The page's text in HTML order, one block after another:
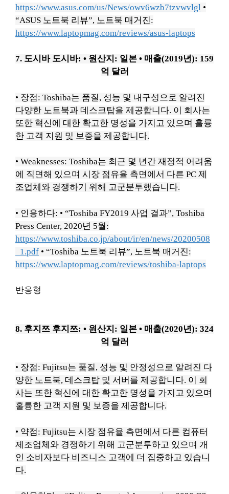
https://www.asus.com/us/News/owv6wzb7tzvwvlgl •
“ASUS 노트북 리뷰”, 노트북 매거진:
https://www.laptopmag.com/reviews/asus-laptops
7. 도시바 도시바: • 원산지: 일본 • 매출(2019년): 159
억 달러
• 장점: Toshiba는 품질, 성능 및 내구성으로 알려진
다양한 노트북과 데스크탑을 제공합니다. 이 회사는
또한 혁신에 대한 확고한 명성을 가지고 있으며 훌륭
한 고객 지원 및 보증을 제공합니다.
• Weaknesses: Toshiba는 최근 몇 년간 재정적 어려움
에 직면해 있으며 시장 점유율 측면에서 다른 PC 제
조업체와 경쟁하기 위해 고군분투했습니다.
• 인용하다: • “Toshiba FY2019 사업 결과”, Toshiba
Press Center, 2020년 5월:
https://www.toshiba.co.jp/about/ir/en/news/20200508
_1.pdf • “Toshiba 노트북 리뷰”, 노트북 매거진:
https://www.laptopmag.com/reviews/toshiba-laptops
반응형
8. 후지쯔 후지쯔: • 원산지: 일본 • 매출(2020년): 324
억 달러
• 장점: Fujitsu는 품질, 성능 및 안정성으로 알려진 다
양한 노트북, 데스크탑 및 서버를 제공합니다. 이 회
사는 또한 혁신에 대한 확고한 명성을 가지고 있으며
훌륭한 고객 지원 및 보증을 제공합니다.
• 약점: Fujitsu는 시장 점유율 측면에서 다른 컴퓨터
제조업체와 경쟁하기 위해 고군분투하고 있으며 개
인 소비자보다 비즈니스 고객에 더 집중하고 있습니
다.